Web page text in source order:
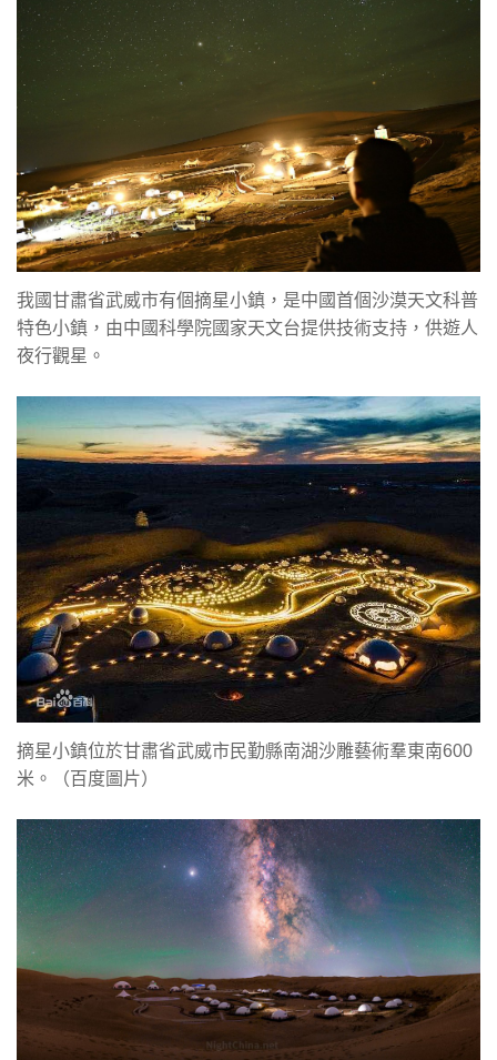
我國甘肅省武威市有個摘星小鎮，是中國首個沙漠天文科普
特色小鎮，由中國科學院國家天文台提供技術支持，供遊人
夜行觀星。
摘星小鎮位於甘肅省武威市民勤縣南湖沙雕藝術羣東南600
米。（百度圖片）